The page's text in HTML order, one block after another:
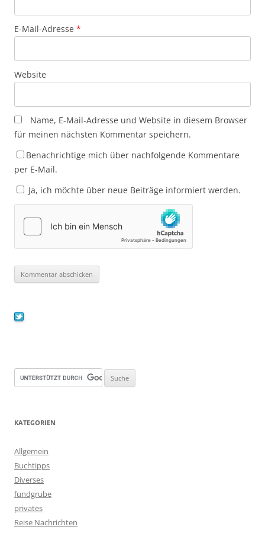
E-Mail-Adresse *
Website
Name, E-Mail-Adresse und Website in diesem Browser
für meinen nächsten Kommentar speichern.
Benachrichtige mich über nachfolgende Kommentare
per E-Mail.
Ja, ich möchte über neue Beiträge informiert werden.
KATEGORIEN
Allgemein
Buchtipps
Diverses
fundgrube
privates
Reise Nachrichten